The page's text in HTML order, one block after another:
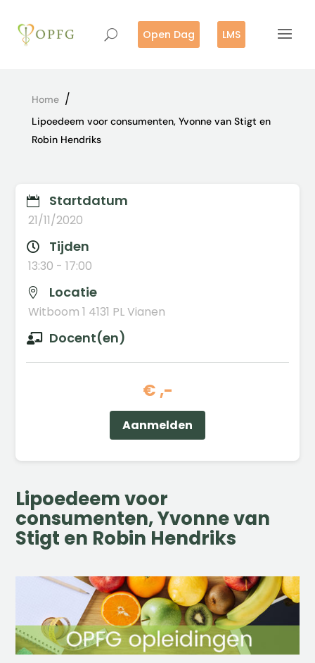
Open Dag LMS
Home /
Lipoedeem voor consumenten, Yvonne van Stigt en
Robin Hendriks
Lipoedeem voor
consumenten, Yvonne van
Stigt en Robin Hendriks
 Startdatum
21/11/2020
 Tijden
13:30 - 17:00
 Locatie
Witboom 1 4131 PL Vianen
 Docent(en)
€ ,-
Aanmelden